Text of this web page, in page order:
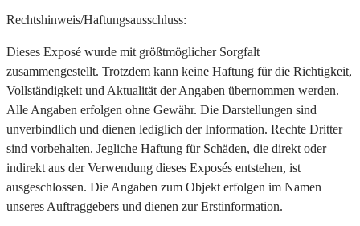
Rechtshinweis/Haftungsausschluss:
Dieses Exposé wurde mit größtmöglicher Sorgfalt
zusammengestellt. Trotzdem kann keine Haftung für die Richtigkeit,
Vollständigkeit und Aktualität der Angaben übernommen werden.
Alle Angaben erfolgen ohne Gewähr. Die Darstellungen sind
unverbindlich und dienen lediglich der Information. Rechte Dritter
sind vorbehalten. Jegliche Haftung für Schäden, die direkt oder
indirekt aus der Verwendung dieses Exposés entstehen, ist
ausgeschlossen. Die Angaben zum Objekt erfolgen im Namen
unseres Auftraggebers und dienen zur Erstinformation.